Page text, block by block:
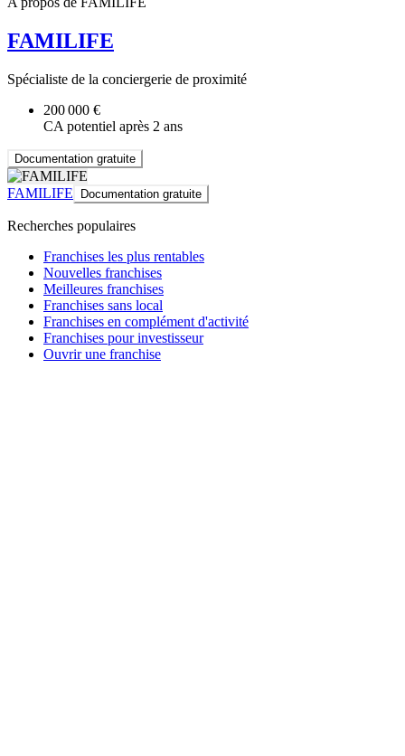
FAMILIFE
Spécialiste de la conciergerie de proximité
200 000 €
CA potentiel après 2 ans
Documentation gratuite
FAMILIFE Documentation gratuite
Recherches populaires
Franchises les plus rentables
Nouvelles franchises
Meilleures franchises
Franchises sans local
Franchises en complément d'activité
Franchises pour investisseur
Ouvrir une franchise